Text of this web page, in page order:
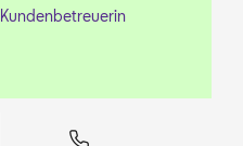
Kun­den­be­treue­rin